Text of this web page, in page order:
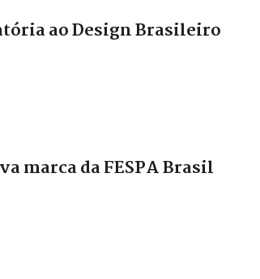
ao Design Brasileiro
marca da FESPA Brasil